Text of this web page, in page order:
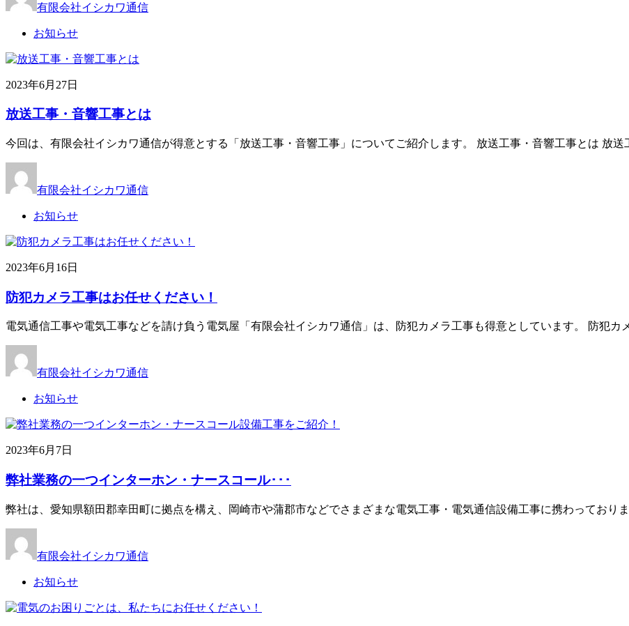
有限会社イシカワ通信
お知らせ
2023年6月27日
放送工事・音響工事とは
今回は、有限会社イシカワ通信が得意とする「放送工事・音響工事」についてご紹介します。 放送工事・音響工事とは 放
有限会社イシカワ通信
お知らせ
2023年6月16日
防犯カメラ工事はお任せください！
電気通信工事や電気工事などを請け負う電気屋「有限会社イシカワ通信」は、防犯カメラ工事も得意としています。 防犯
有限会社イシカワ通信
お知らせ
2023年6月7日
弊社業務の一つインターホン・ナースコール･･･
弊社は、愛知県額田郡幸田町に拠点を構え、岡崎市や蒲郡市などでさまざまな電気工事・電気通信設備工事に携わっており
有限会社イシカワ通信
お知らせ